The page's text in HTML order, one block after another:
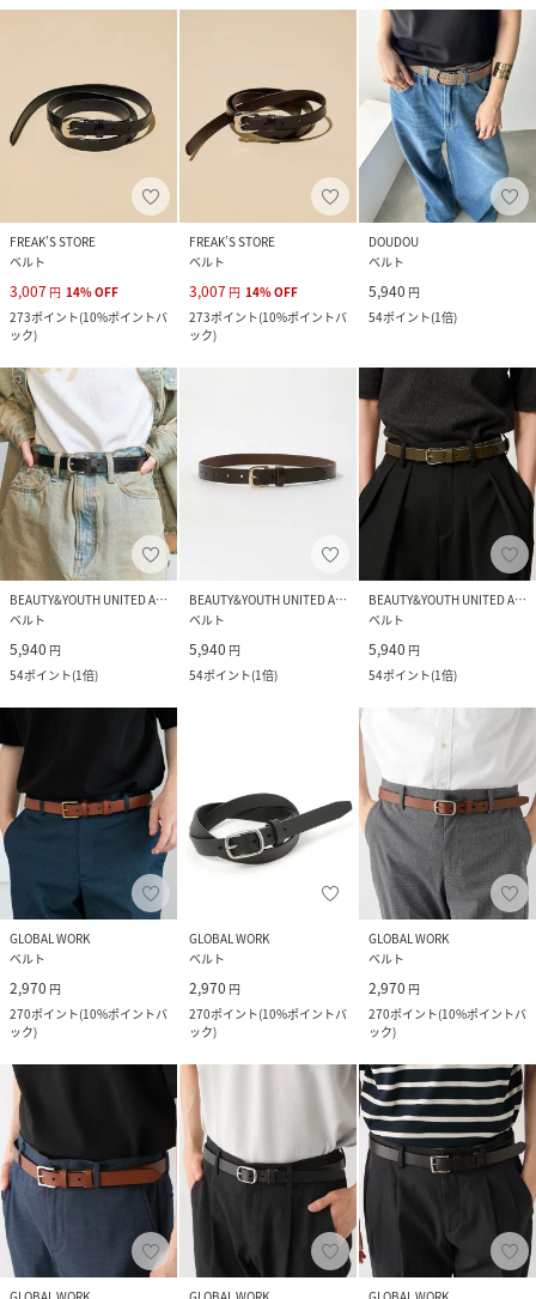
FREAK’S STORE
ベルト
3,007 円 14%OFF
273ポイント(10%ポイントバ
ック)
FREAK’S STORE
ベルト
3,007 円 14%OFF
273ポイント(10%ポイントバ
ック)
DOUDOU
ベルト
5,940 円
54ポイント(1倍)
BEAUTY&YOUTH UNITED ARROWS
ベルト
5,940 円
54ポイント(1倍)
BEAUTY&YOUTH UNITED ARROWS
ベルト
5,940 円
54ポイント(1倍)
BEAUTY&YOUTH UNITED ARROWS
ベルト
5,940 円
54ポイント(1倍)
GLOBAL WORK
ベルト
2,970 円
270ポイント(10%ポイントバ
ック)
GLOBAL WORK
ベルト
2,970 円
270ポイント(10%ポイントバ
ック)
GLOBAL WORK
ベルト
2,970 円
270ポイント(10%ポイントバ
ック)